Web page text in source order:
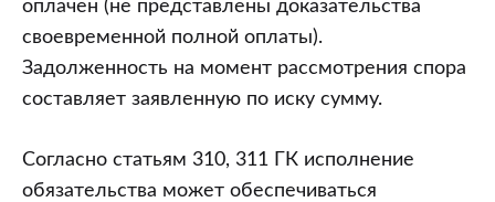
оплачен (не представлены доказательства
своевременной полной оплаты).
Задолженность на момент рассмотрения спора
составляет заявленную по иску сумму.
Согласно статьям 310, 311 ГК исполнение
обязательства может обеспечиваться